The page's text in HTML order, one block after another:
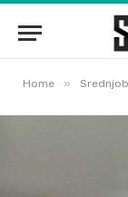
Home »